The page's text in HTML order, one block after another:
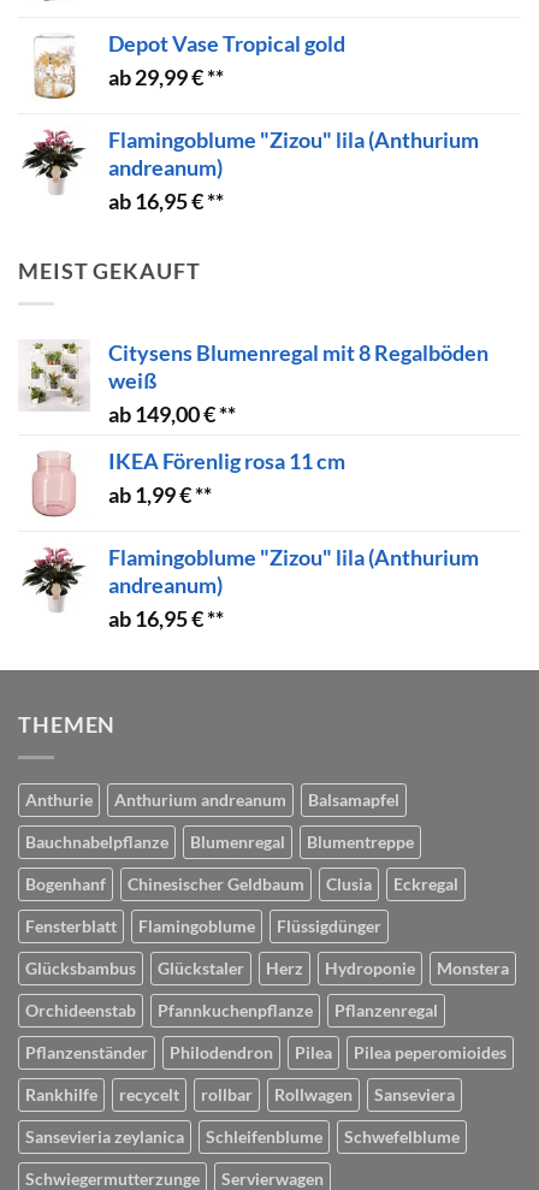
Depot Vase Tropical gold
29,99€
Flamingoblume "Zizou" lila (Anthurium
andreanum)
16,95€
MEIST GEKAUFT
Citysens Blumenregal mit 8 Regalböden
weiß
149,00€
IKEA Förenlig rosa 11 cm
1,99€
Flamingoblume "Zizou" lila (Anthurium
andreanum)
16,95€
THEMEN
Anthurie Anthurium andreanum Balsamapfel
Bauchnabelpflanze Blumenregal Blumentreppe
Bogenhanf Chinesischer Geldbaum Clusia Eckregal
Fensterblatt Flamingoblume Flüssigdünger
Glücksbambus Glückstaler Herz Hydroponie Monstera
Orchideenstab Pfannkuchenpflanze Pflanzenregal
Pflanzenständer Philodendron Pilea Pilea peperomioides
Rankhilfe recycelt rollbar Rollwagen Sanseviera
Sansevieria zeylanica Schleifenblume Schwefelblume
Schwiegermutterzunge Servierwagen